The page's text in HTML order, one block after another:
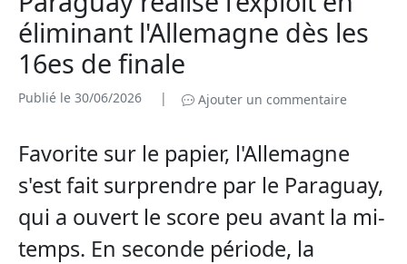
éliminant l'Allemagne dès les
16es de finale
Publié le 30/06/2026 | Ajouter un commentaire
Favorite sur le papier, l'Allemagne
s'est fait surprendre par le Paraguay,
qui a ouvert le score peu avant la mi-
temps. En seconde période, la